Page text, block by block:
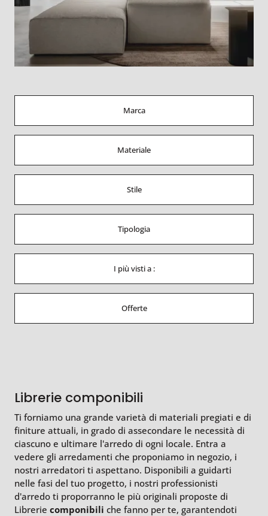
Marca
Materiale
Stile
Tipologia
I più visti a :
Offerte
Librerie componibili
Ti forniamo una grande varietà di materiali pregiati e di
finiture attuali, in grado di assecondare le necessità di
ciascuno e ultimare l'arredo di ogni locale. Entra a
vedere gli arredamenti che proponiamo in negozio, i
nostri arredatori ti aspettano. Disponibili a guidarti
nelle fasi del tuo progetto, i nostri professionisti
d'arredo ti proporranno le più originali proposte di
Librerie componibili che fanno per te, garantendoti